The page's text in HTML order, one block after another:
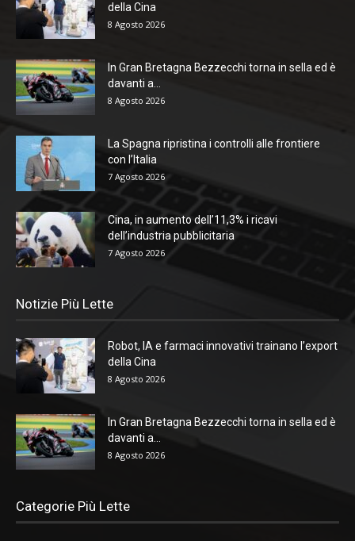
della Cina
8 Agosto 2026
In Gran Bretagna Bezzecchi torna in sella ed è
davanti a...
8 Agosto 2026
La Spagna ripristina i controlli alle frontiere
con l’Italia
7 Agosto 2026
Cina, in aumento dell’11,3% i ricavi
dell’industria pubblicitaria
7 Agosto 2026
Notizie Più Lette
Robot, IA e farmaci innovativi trainano l’export
della Cina
8 Agosto 2026
In Gran Bretagna Bezzecchi torna in sella ed è
davanti a...
8 Agosto 2026
Categorie Più Lette